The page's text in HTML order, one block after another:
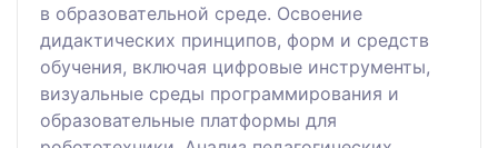
в образовательной среде. Освоение
дидактических принципов, форм и средств
обучения, включая цифровые инструменты,
визуальные среды программирования и
образовательные платформы для